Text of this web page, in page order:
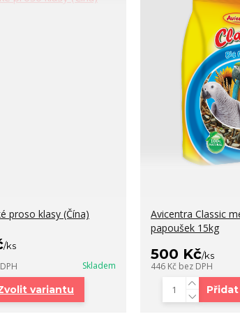
proso klasy (Čína)
/ks
Skladem
variantu
Avicentra Classic
papoušek 15kg
500 Kč/ks
446 Kč bez DPH